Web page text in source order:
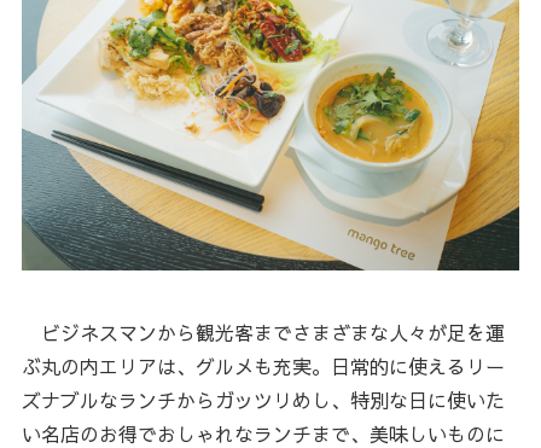
ビジネスマンから観光客までさまざまな人々が足を運
ぶ丸の内エリアは、グルメも充実。日常的に使えるリー
ズナブルなランチからガッツリめし、特別な日に使いた
い名店のお得でおしゃれなランチまで、美味しいものに